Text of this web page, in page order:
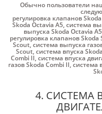
Обычно пользователи
регулировка клапанов
Skoda Octavia A5,система
выпуска Skoda Octavia A5
регулировка клапанов Skoda
Scout,система выпуска
Scout,система впуска
Combi II,система впуска
газов Skoda Combi II,система
4. СИСТЕМА